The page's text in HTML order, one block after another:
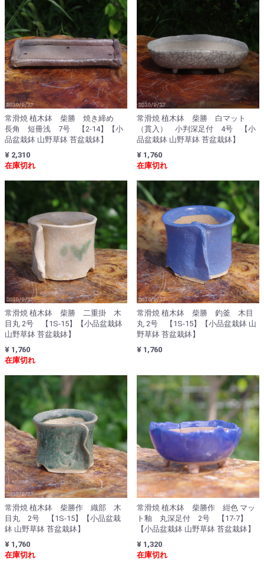
常滑焼 植木鉢 柴勝 焼き締め
長角 短冊浅 7号 【2-14】【小
品盆栽鉢 山野草鉢 苔盆栽鉢】
¥ 2,310
在庫切れ
常滑焼 植木鉢 柴勝 白マット
（貫入） 小判深足付 4号 【小
品盆栽鉢 山野草鉢 苔盆栽鉢】
¥ 1,760
在庫切れ
常滑焼 植木鉢 柴勝 二重掛 木
目丸 2号 【1S-15】【小品盆栽鉢
山野草鉢 苔盆栽鉢】
¥ 1,760
在庫切れ
常滑焼 植木鉢 柴勝 釣釜 木目
丸 2号 【1S-15】【小品盆栽鉢 山
野草鉢 苔盆栽鉢】
¥ 1,760
常滑焼 植木鉢 柴勝作 織部 木
目丸 2号 【1S-15】【小品盆栽
鉢 山野草鉢 苔盆栽鉢】
¥ 1,760
在庫切れ
常滑焼 植木鉢 柴勝作 紺色 マッ
ト釉 丸深足付 2号 【17-7】
【小品盆栽鉢 山野草鉢 苔盆栽鉢】
¥ 1,320
在庫切れ